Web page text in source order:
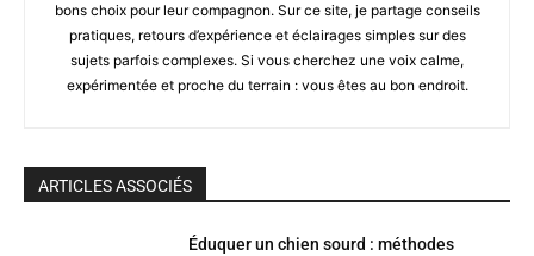
bons choix pour leur compagnon. Sur ce site, je partage conseils
pratiques, retours d’expérience et éclairages simples sur des
sujets parfois complexes. Si vous cherchez une voix calme,
expérimentée et proche du terrain : vous êtes au bon endroit.
ARTICLES ASSOCIÉS
Éduquer un chien sourd : méthodes